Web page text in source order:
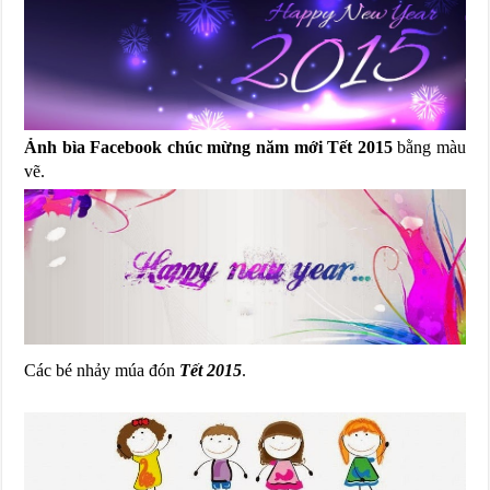
Ảnh bìa Facebook chúc mừng năm mới Tết 2015bằng màu
vẽ.
Các bé nhảy múa đón Tết 2015.